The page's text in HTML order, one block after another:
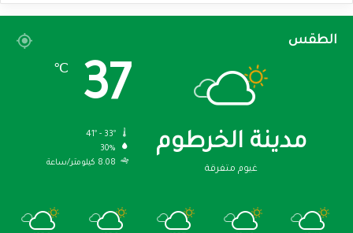
الطقس
مدينة الخرطوم
غيوم متفرقة
37
℃
30%
8.08 كيلومتر/ساعة